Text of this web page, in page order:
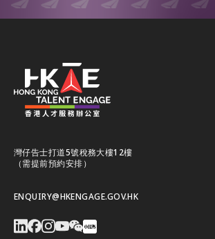
灣仔告士打道5號稅務大樓12樓
（需提前預約安排）
ENQUIRY@HKENGAGE.GOV.HK